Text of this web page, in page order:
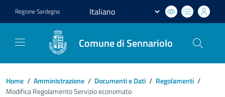
RegioneSardegna
Comune di Sennariolo
Home / Amministrazione / Documenti e Dati / Regolamenti /
Modifica Regolamento Servizio economato